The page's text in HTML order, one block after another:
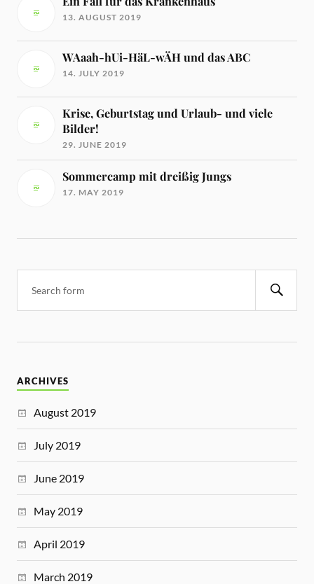
13. AUGUST 2019
WAaah-hUi-HäL-wÄH und das ABC
14. JULY 2019
Krise, Geburtstag und Urlaub- und viele
Bilder!
29. JUNE 2019
Sommercamp mit dreißig Jungs
17. MAY 2019
ARCHIVES
August 2019
July 2019
June 2019
May 2019
April 2019
March 2019